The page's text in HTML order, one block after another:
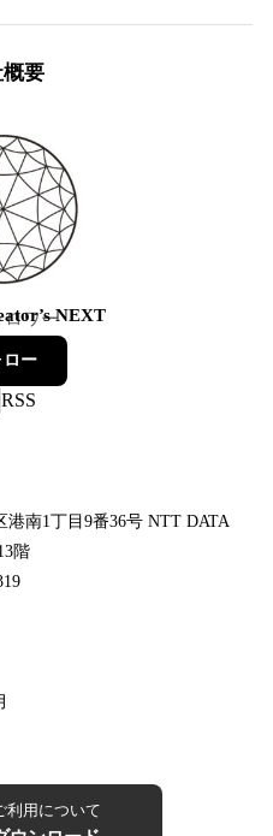
要
NEXT
ロワー
ロー
RSS
港南1丁目9番36号 NTT DATA
階
利用について